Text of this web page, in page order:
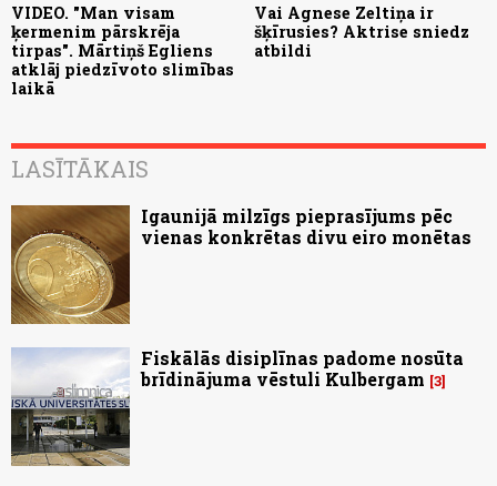
VIDEO. "Man visam
ķermenim pārskrēja
tirpas". Mārtiņš Egliens
atklāj piedzīvoto slimības
laikā
Vai Agnese Zeltiņa ir
šķīrusies? Aktrise sniedz
atbildi
LASĪTĀKAIS
Igaunijā milzīgs pieprasījums pēc
vienas konkrētas divu eiro monētas
Fiskālās disiplīnas padome nosūta
brīdinājuma vēstuli Kulbergam 3